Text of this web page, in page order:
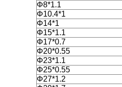
Φ8*1.1
Φ10.4*1
Φ14*1
Φ15*1.1
Φ17*0.7
Φ20*0.55
Φ23*1.1
Φ25*0.55
Φ27*1.2